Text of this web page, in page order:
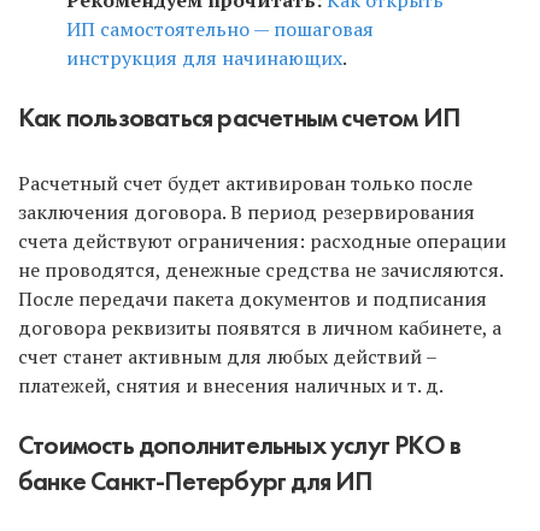
ИП самостоятельно — пошаговая
инструкция для начинающих.
Как пользоваться расчетным счетом ИП
Расчетный счет будет активирован только после
заключения договора. В период резервирования
счета действуют ограничения: расходные операции
не проводятся, денежные средства не зачисляются.
После передачи пакета документов и подписания
договора реквизиты появятся в личном кабинете, а
счет станет активным для любых действий –
платежей, снятия и внесения наличных и т. д.
Стоимость дополнительных услуг РКО в
банке Санкт-Петербург для ИП